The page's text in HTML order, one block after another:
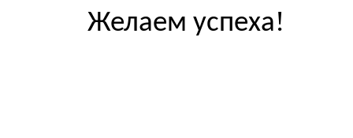
Желаем успеха!